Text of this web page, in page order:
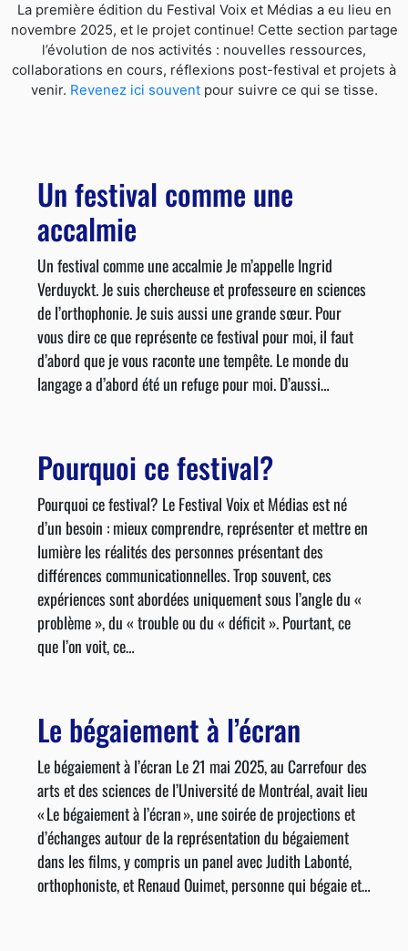
La première édition du Festival Voix et Médias a eu lieu en
novembre 2025, et le projet continue! Cette section partage
l’évolution de nos activités : nouvelles ressources,
collaborations en cours, réflexions post-festival et projets à
venir. Revenez ici souventpour suivre ce qui se tisse.
Un festival comme une
accalmie
Un festival comme une accalmie Je m’appelle Ingrid
Verduyckt. Je suis chercheuse et professeure en sciences
de l’orthophonie. Je suis aussi une grande sœur. Pour
vous dire ce que représente ce festival pour moi, il faut
d’abord que je vous raconte une tempête. Le monde du
langage a d’abord été un refuge pour moi. D’aussi…
Pourquoi ce festival?
Pourquoi ce festival? Le Festival Voix et Médias est né
d’un besoin : mieux comprendre, représenter et mettre en
lumière les réalités des personnes présentant des
différences communicationnelles. Trop souvent, ces
expériences sont abordées uniquement sous l’angle du «
problème », du « trouble ou du « déficit ». Pourtant, ce
que l’on voit, ce…
Le bégaiement à l’écran
Le bégaiement à l’écran Le 21 mai 2025, au Carrefour des
arts et des sciences de l’Université de Montréal, avait lieu
« Le bégaiement à l’écran », une soirée de projections et
d’échanges autour de la représentation du bégaiement
dans les films, y compris un panel avec Judith Labonté,
orthophoniste, et Renaud Ouimet, personne qui bégaie et…